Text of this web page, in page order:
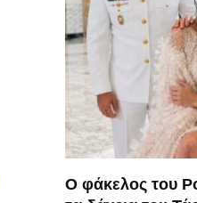
Ο φάκελος του